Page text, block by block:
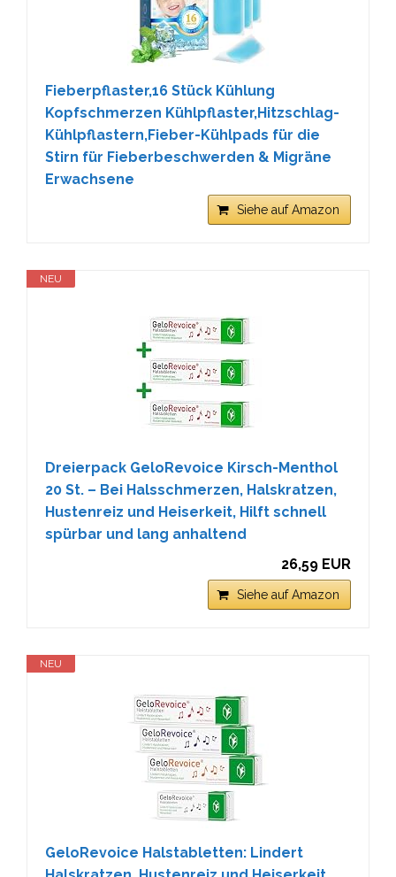
Fieberpflaster,16 Stück Kühlung
Kopfschmerzen Kühlpflaster,Hitzschlag-
Kühlpflastern,Fieber-Kühlpads für die
Stirn für Fieberbeschwerden & Migräne
Erwachsene
Siehe auf Amazon
NEU
Dreierpack GeloRevoice Kirsch-Menthol
20 St. – Bei Halsschmerzen, Halskratzen,
Hustenreiz und Heiserkeit, Hilft schnell
spürbar und lang anhaltend
26,59 EUR
Siehe auf Amazon
NEU
GeloRevoice Halstabletten: Lindert